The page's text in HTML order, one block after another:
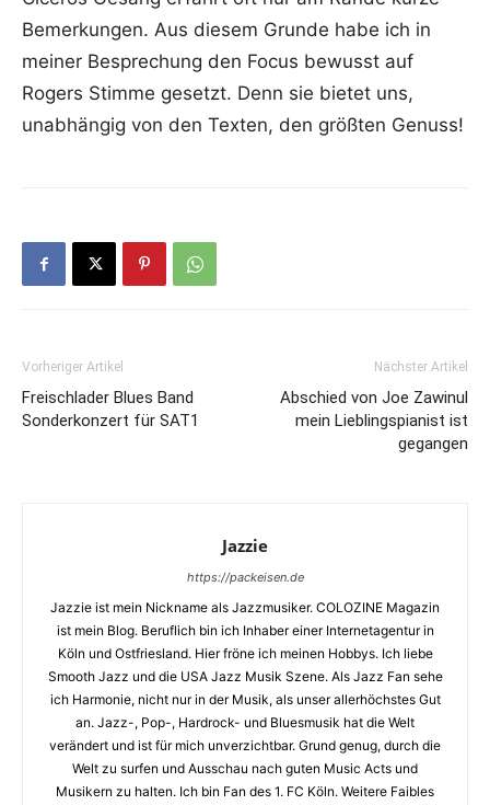
Bemerkungen. Aus diesem Grunde habe ich in
meiner Besprechung den Focus bewusst auf
Rogers Stimme gesetzt. Denn sie bietet uns,
unabhängig von den Texten, den größten Genuss!
Vorheriger Artikel
Freischlader Blues Band
Sonderkonzert für SAT1
Nächster Artikel
Abschied von Joe Zawinul
mein Lieblingspianist ist
gegangen
Jazzie
https://packeisen.de
Jazzie ist mein Nickname als Jazzmusiker. COLOZINE Magazin
ist mein Blog. Beruflich bin ich Inhaber einer Internetagentur in
Köln und Ostfriesland. Hier fröne ich meinen Hobbys. Ich liebe
Smooth Jazz und die USA Jazz Musik Szene. Als Jazz Fan sehe
ich Harmonie, nicht nur in der Musik, als unser allerhöchstes Gut
an. Jazz-, Pop-, Hardrock- und Bluesmusik hat die Welt
verändert und ist für mich unverzichtbar. Grund genug, durch die
Welt zu surfen und Ausschau nach guten Music Acts und
Musikern zu halten. Ich bin Fan des 1. FC Köln. Weitere Faibles